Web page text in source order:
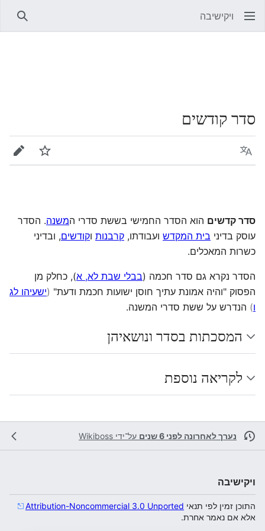
ויקישיבה
סדר קודשים
שפה מעקב
סדר קדשים הוא הסדר החמישי בששת סדרי המשנה. הסדר
עוסק בדיני בית המקדש ועבודתו, קרבנות וקודשים, ובדיני
כשרות המאכלים.
הסדר נקרא גם סדר חכמה (בבלי שבת לא, א), כחלק מן
הפסוק "והיה אמונת עתיך חוסן ישועות חכמת ודעת" (ישעיהו לג
ו) הנדרש על ששת סדרי המשנה.
המסכתות בסדר ונושאיהן
לקריאה נוספת
נערך לאחרונה לפני 6 שנים על־ידי Wikiboss
ויקישיבה
התוכן זמין לפי תנאי Attribution-Noncommercial 3.0 Unported
אלא אם נאמר אחרת.